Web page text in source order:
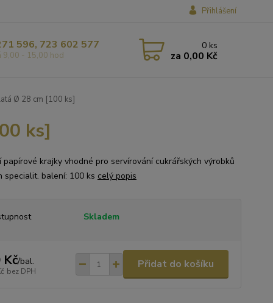
Přihlášení
596, 723 602 577
9,00 - 15,00 hod
0 ks
za 0,00 Kč
Ø 28 cm [100 ks]
ks]
papírové krajky vhodné pro servírování cukrářských výrobků
specialit. balení: 100 ks celý popis
Skladem
Kč/bal.
bez DPH
Přidat do košíku